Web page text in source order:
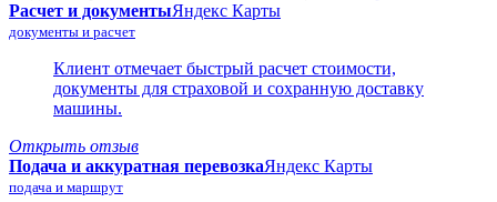
Расчет и документыЯндекс Карты
документы и расчет
Клиент отмечает быстрый расчет стоимости,
документы для страховой и сохранную доставку
машины.
Открыть отзыв
Подача и аккуратная перевозкаЯндекс Карты
подача и маршрут